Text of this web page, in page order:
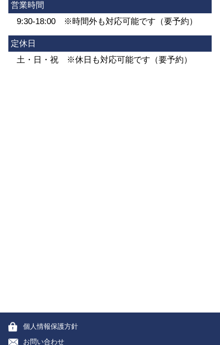
営業時間
9:30-18:00 ※時間外も対応可能です（要予約）
定休日
土・日・祝 ※休日も対応可能です（要予約）
個人情報保護方針
お問い合わせ